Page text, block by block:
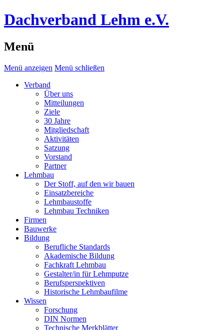
Dachverband Lehm e.V.
Menü
Menü anzeigen Menü schließen
Verband
Über uns
Mitteilungen
Ziele
30 Jahre
Mitgliedschaft
Aktivitäten
Satzung
Vorstand
Partner
Lehmbau
Der Stoff, auf den wir bauen
Einsatzbereiche
Lehmbaustoffe
Lehmbau Techniken
Firmen
Bauwerke
Bildung
Berufliche Standards
Akademische Bildung
Fachkraft Lehmbau
Gestalter/in für Lehmputze
Berufsperspektiven
Historische Lehmbaufilme
Wissen
Forschung
DIN Normen
Technische Merkblätter